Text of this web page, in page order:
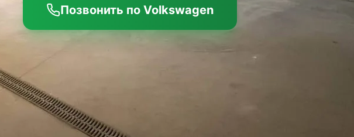
Позвонить по Volkswagen